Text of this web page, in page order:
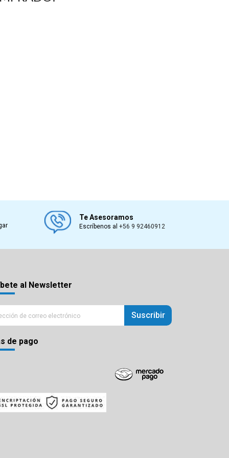
Te Asesoramos
Escríbenos al+56 9 92460912
al Newsletter
Suscribir
de pago